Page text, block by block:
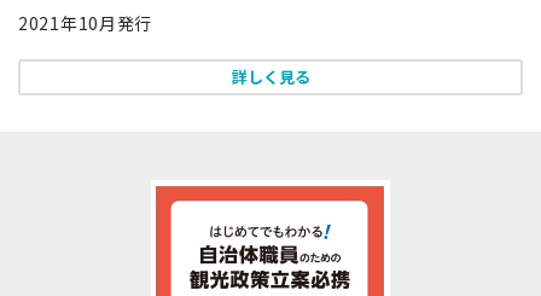
2021年10月発行
詳しく見る